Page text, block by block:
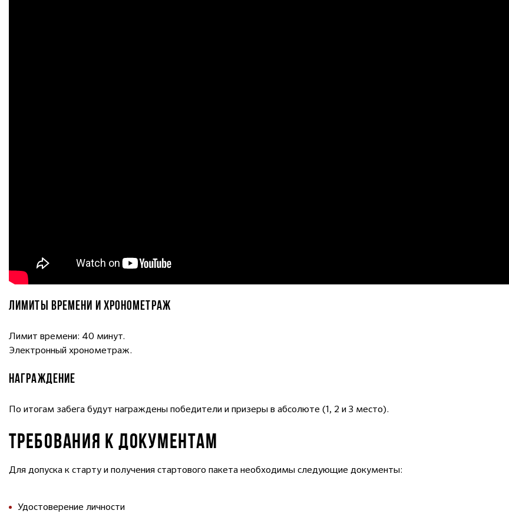
ЛИМИТЫ ВРЕМЕНИ И ХРОНОМЕТРАЖ
Лимит времени: 40 минут.
Электронный хронометраж.
НАГРАЖДЕНИЕ
По итогам забега будут награждены победители и призеры в абсолюте (1, 2 и 3 место).
ТРЕБОВАНИЯ К ДОКУМЕНТАМ
Для допуска к старту и получения стартового пакета необходимы следующие документы:
Удостоверение личности